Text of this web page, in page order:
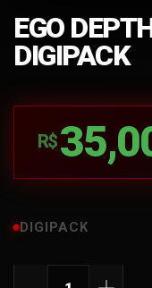
EGO
DIGIPACK
R$
DIGIPACK